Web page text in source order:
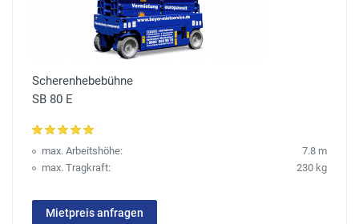
Scherenhebebühne
SB 80 E
max. Arbeitshöhe:
7.8 m
max. Tragkraft:
230 kg
Mietpreis anfragen